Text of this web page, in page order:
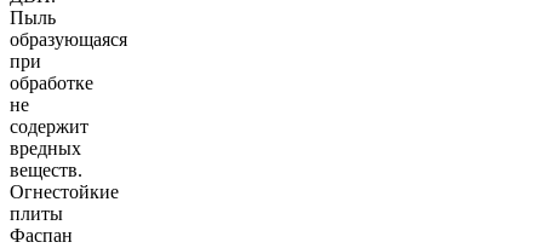
Пыль
образующаяся
при
обработке
не
содержит
вредных
веществ.
Огнестойкие
плиты
Фаспан